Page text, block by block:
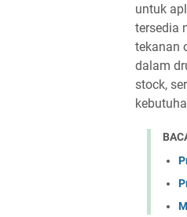
untuk
tersedia
tekanan
dalam
stock,